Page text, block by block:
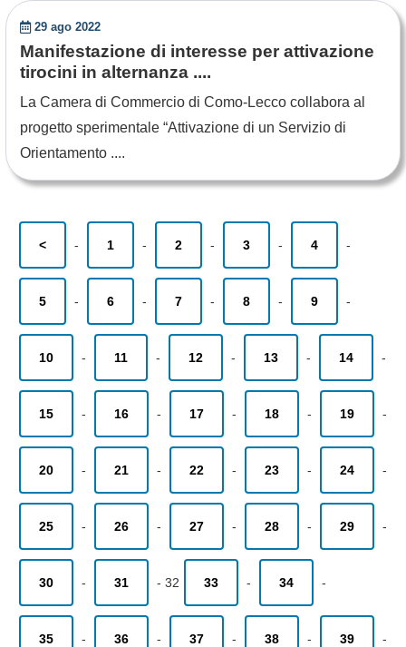
29 ago 2022
Manifestazione di interesse per attivazione
tirocini in alternanza ....
La Camera di Commercio di Como-Lecco collabora al
progetto sperimentale “Attivazione di un Servizio di
Orientamento ....
< - 1 - 2 - 3 - 4 -
5 - 6 - 7 - 8 - 9 -
10 - 11 - 12 - 13 - 14 -
15 - 16 - 17 - 18 - 19 -
20 - 21 - 22 - 23 - 24 -
25 - 26 - 27 - 28 - 29 -
30 - 31 - 32 33 - 34 -
35 - 36 - 37 - 38 - 39 -